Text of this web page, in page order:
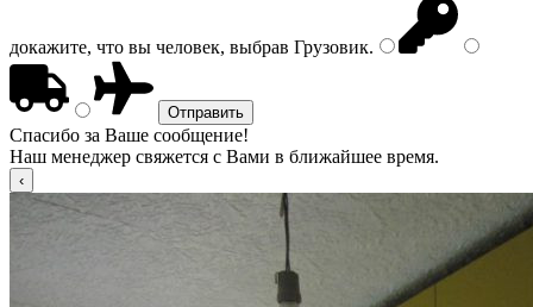
докажите, что вы человек, выбрав Грузовик.
Спасибо за Ваше сообщение!
Наш менеджер свяжется с Вами в ближайшее время.